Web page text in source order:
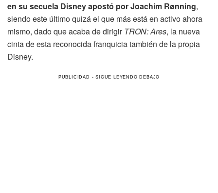
en su secuela Disney apostó por Joachim Rønning,
siendo este último quizá el que más está en activo ahora
mismo, dado que acaba de dirigir TRON: Ares, la nueva
cinta de esta reconocida franquicia también de la propia
Disney.